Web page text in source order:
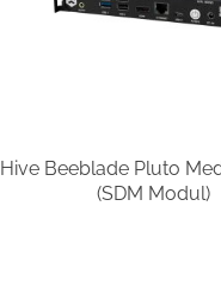
Hive Beeblade Pluto
(SDM Modul)